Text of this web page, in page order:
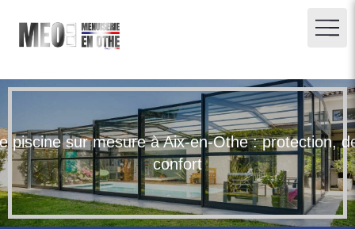
piscine sur mesure à Aix-en-Othe : protection,
confort